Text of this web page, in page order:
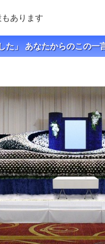
あります
」 あなたからのこの一